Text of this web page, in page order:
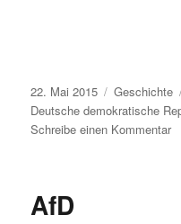
Veröffentlicht
am
22. Mai 2015 Kategorien
Geschichte
Deutsche demokratische
Schreibe einen Kommentarzu
AfD